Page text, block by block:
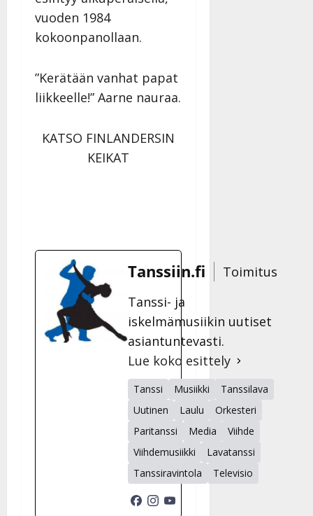
vuoden 1984
kokoonpanollaan.
”Kerätään vanhat papat
liikkeelle!” Aarne nauraa.
KATSO FINLANDERSIN
KEIKAT
Tanssiin.fi
Toimitus
Tanssi- ja
iskelmämusiikin uutiset
asiantuntevasti.
Lue koko esittely
Tanssi Musiikki
Tanssilava
Uutinen
Laulu
Orkesteri
Paritanssi
Media
Viihde
Viihdemusiikki
Lavatanssi
Tanssiravintola
Televisio